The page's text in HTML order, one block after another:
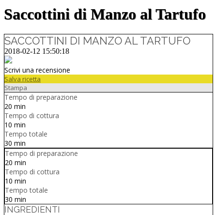
Saccottini di Manzo al Tartufo
SACCOTTINI DI MANZO AL TARTUFO
2018-02-12 15:50:18
Scrivi una recensione
Salva ricetta
Stampa
Tempo di preparazione
20 min
Tempo di cottura
10 min
Tempo totale
30 min
Tempo di preparazione
20 min
Tempo di cottura
10 min
Tempo totale
30 min
INGREDIENTI